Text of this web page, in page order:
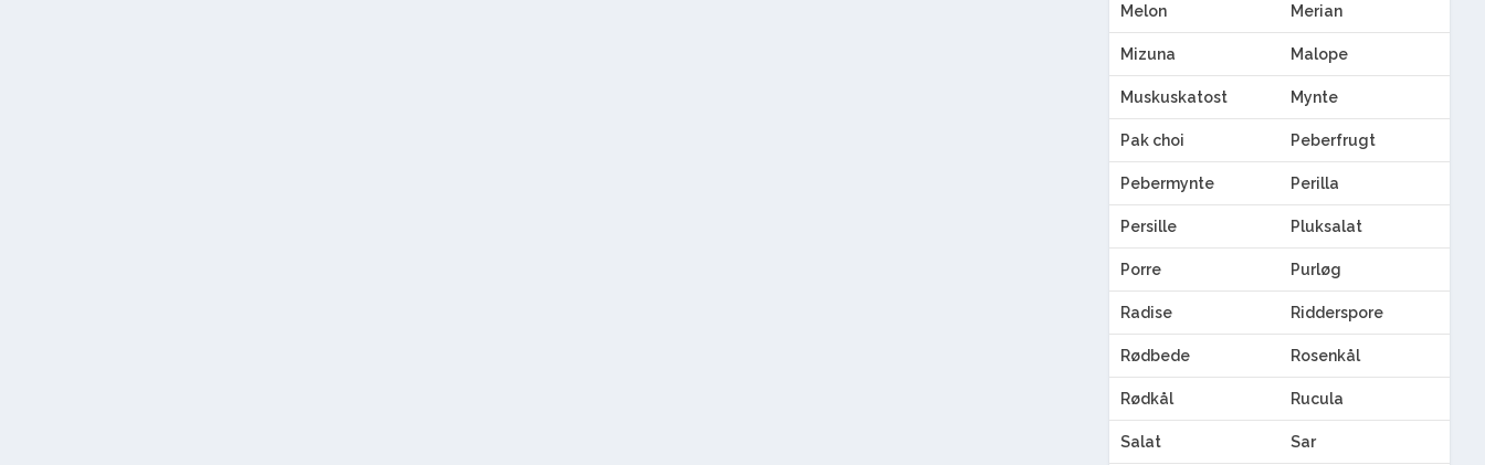
Melon Merian
Mizuna Malope
Muskuskatost Mynte
Pak choi Peberfrugt
Pebermynte Perilla
Persille Pluksalat
Porre Purløg
Radise Ridderspore
Rødbede Rosenkål
Rødkål Rucula
Salat Sar